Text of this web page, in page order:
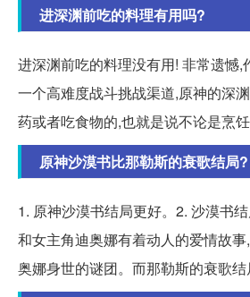
进深渊前吃的料理有用吗?
进深渊前吃的料理没有用! 非常遗憾,
一个高难度战斗挑战渠道,原神的深
药或者吃食物的,也就是说不论是烹饪
原神沙漠书比那勒斯的衰歌结局?
1. 原神沙漠书结局更好。2. 沙漠书
和女主角迪奥娜有着动人的爱情故
奥娜身世的谜团。而那勒斯的衰歌结